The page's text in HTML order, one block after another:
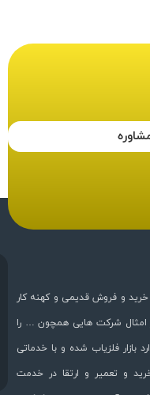
و فروش قدیمی و کهنه کار
سابقه ی کار امثال شرکت هایی همچون … را
مستقیم وارد بازار فلزیاب شده و با خدماتی
و تعمیر و ارتقا در خدمت